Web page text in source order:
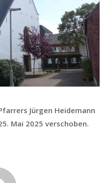
Jürgen Heidemann
Mai 2025 verschoben.